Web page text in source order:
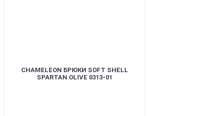
CHAMELEON БРЮКИ SOFT SHELL
SPARTAN OLIVE 0313-01